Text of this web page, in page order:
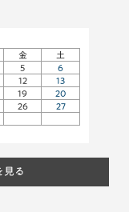
金
土
5
6
12
13
19
20
26
27
見る